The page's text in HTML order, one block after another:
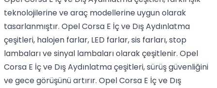
teknolojilerine ve araç modellerine uygun olarak
tasarlanmıştır. Opel Corsa E İç ve Dış Aydınlatma
çeşitleri, halojen farlar, LED farlar, sis farları, stop
lambaları ve sinyal lambaları olarak çeşitlenir. Opel
Corsa E İç ve Dış Aydınlatma çeşitleri, sürüş güvenliğini
ve gece görüşünü artırır. Opel Corsa E İç ve Dış